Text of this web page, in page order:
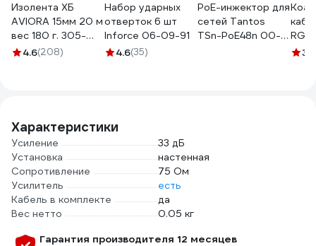
Изолента ХБ
AVIORA 15мм 20 м
вес 180 г. 305-
0654.6(208)
Набор ударных
отверток 6 шт
Inforce 06-09-91
4.6(35)
PoE-инжектор для
сетей Tantos
TSn-PoE48n 00-
RG-
MP3.7
Характеристики
Усиление
33 дБ
Установка
настенная
Сопротивление
75 Ом
Усилитель
есть
Кабель в комплекте
да
Вес нетто
0.05 кг
Гарантия производителя 12 месяцев